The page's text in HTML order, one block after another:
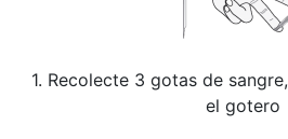
1. Recolecte 3 gotas de
el gotero